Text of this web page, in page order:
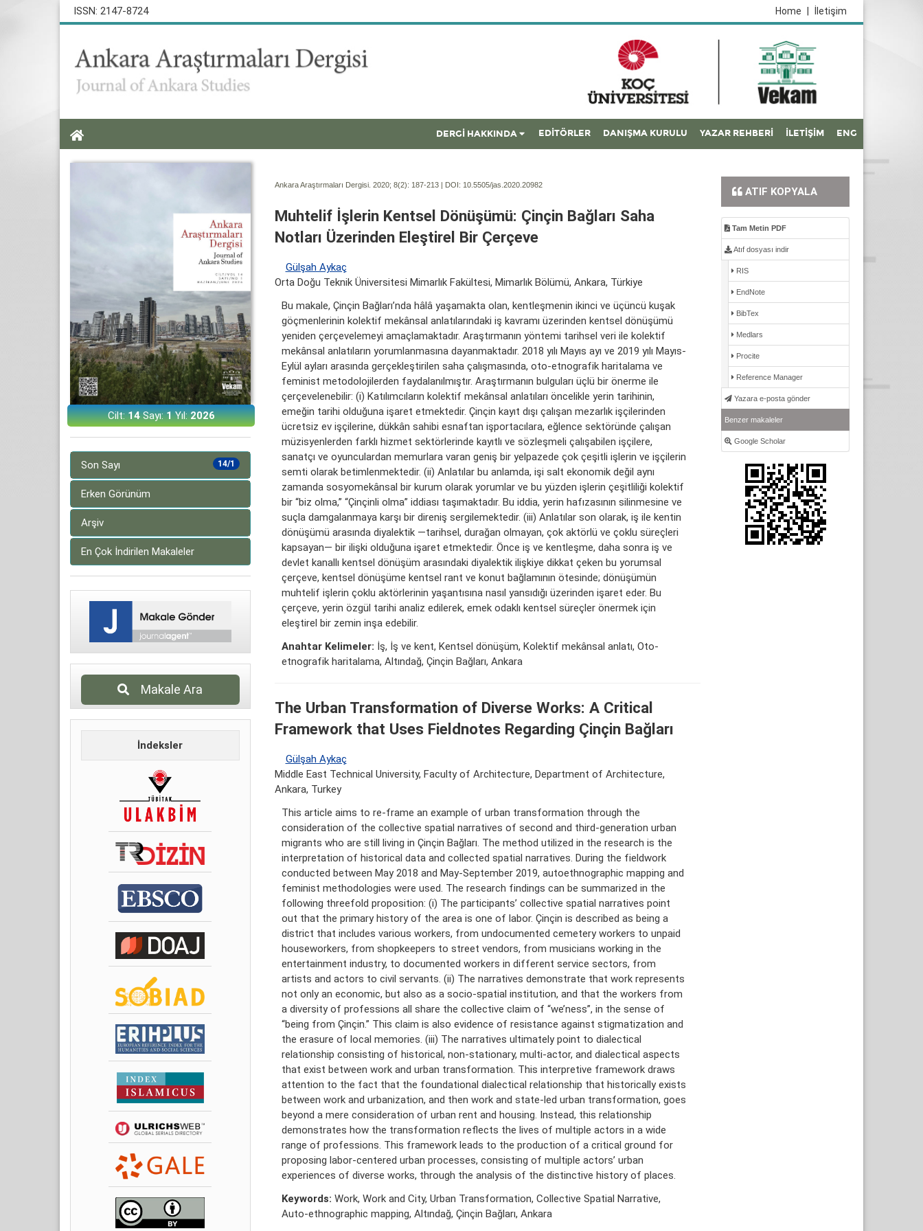
ISSN: 2147-8724 İletişim
Home
DERGİ HAKKINDA EDİTÖRLER DANIŞMA KURULU YAZAR REHBERİ İLETİŞİM ENG
Cilt:14Sayı:1Yıl:2026
14/1
Son Sayı
Erken Görünüm
Arşiv
En Çok İndirilen Makaleler
Makale Ara
İndeksler
Ankara Araştırmaları Dergisi. 2020; 8(2): 187-213 | DOI: 10.5505/jas.2020.20982
Muhtelif İşlerin Kentsel Dönüşümü: Çinçin Bağları Saha
Notları Üzerinden Eleştirel Bir Çerçeve
Gülşah Aykaç
Orta Doğu Teknik Üniversitesi Mimarlık Fakültesi, Mimarlık Bölümü, Ankara, Türkiye
Bu makale, Çinçin Bağları’nda hâlâ yaşamakta olan, kentleşmenin ikinci ve üçüncü kuşak
göçmenlerinin kolektif mekânsal anlatılarındaki iş kavramı üzerinden kentsel dönüşümü
yeniden çerçevelemeyi amaçlamaktadır. Araştırmanın yöntemi tarihsel veri ile kolektif
mekânsal anlatıların yorumlanmasına dayanmaktadır. 2018 yılı Mayıs ayı ve 2019 yılı Mayıs-
Eylül ayları arasında gerçekleştirilen saha çalışmasında, oto-etnografik haritalama ve
feminist metodolojilerden faydalanılmıştır. Araştırmanın bulguları üçlü bir önerme ile
çerçevelenebilir: (i) Katılımcıların kolektif mekânsal anlatıları öncelikle yerin tarihinin,
emeğin tarihi olduğuna işaret etmektedir. Çinçin kayıt dışı çalışan mezarlık işçilerinden
ücretsiz ev işçilerine, dükkân sahibi esnaftan işportacılara, eğlence sektöründe çalışan
müzisyenlerden farklı hizmet sektörlerinde kayıtlı ve sözleşmeli çalışabilen işçilere,
sanatçı ve oyunculardan memurlara varan geniş bir yelpazede çok çeşitli işlerin ve işçilerin
semti olarak betimlenmektedir. (ii) Anlatılar bu anlamda, işi salt ekonomik değil aynı
zamanda sosyomekânsal bir kurum olarak yorumlar ve bu yüzden işlerin çeşitliliği kolektif
bir “biz olma,” “Çinçinli olma” iddiası taşımaktadır. Bu iddia, yerin hafızasının silinmesine ve
suçla damgalanmaya karşı bir direniş sergilemektedir. (iii) Anlatılar son olarak, iş ile kentin
dönüşümü arasında diyalektik —tarihsel, durağan olmayan, çok aktörlü ve çoklu süreçleri
kapsayan— bir ilişki olduğuna işaret etmektedir. Önce iş ve kentleşme, daha sonra iş ve
devlet kanallı kentsel dönüşüm arasındaki diyalektik ilişkiye dikkat çeken bu yorumsal
çerçeve, kentsel dönüşüme kentsel rant ve konut bağlamının ötesinde; dönüşümün
muhtelif işlerin çoklu aktörlerinin yaşantısına nasıl yansıdığı üzerinden işaret eder. Bu
çerçeve, yerin özgül tarihi analiz edilerek, emek odaklı kentsel süreçler önermek için
eleştirel bir zemin inşa edebilir.
Anahtar Kelimeler: İş, İş ve kent, Kentsel dönüşüm, Kolektif mekânsal anlatı, Oto-
etnografik haritalama, Altındağ, Çinçin Bağları, Ankara
The Urban Transformation of Diverse Works: A Critical
Framework that Uses Fieldnotes Regarding Çinçin Bağları
Gülşah Aykaç
Middle East Technical University, Faculty of Architecture, Department of Architecture,
Ankara, Turkey
This article aims to re-frame an example of urban transformation through the
consideration of the collective spatial narratives of second and third-generation urban
migrants who are still living in Çinçin Bağları. The method utilized in the research is the
interpretation of historical data and collected spatial narratives. During the fieldwork
conducted between May 2018 and May-September 2019, autoethnographic mapping and
feminist methodologies were used. The research findings can be summarized in the
following threefold proposition: (i) The participants’ collective spatial narratives point
out that the primary history of the area is one of labor. Çinçin is described as being a
district that includes various workers, from undocumented cemetery workers to unpaid
houseworkers, from shopkeepers to street vendors, from musicians working in the
entertainment industry, to documented workers in different service sectors, from
artists and actors to civil servants. (ii) The narratives demonstrate that work represents
not only an economic, but also as a socio-spatial institution, and that the workers from
a diversity of professions all share the collective claim of “we’ness”, in the sense of
“being from Çinçin.” This claim is also evidence of resistance against stigmatization and
the erasure of local memories. (iii) The narratives ultimately point to dialectical
relationship consisting of historical, non-stationary, multi-actor, and dialectical aspects
that exist between work and urban transformation. This interpretive framework draws
attention to the fact that the foundational dialectical relationship that historically exists
between work and urbanization, and then work and state-led urban transformation, goes
beyond a mere consideration of urban rent and housing. Instead, this relationship
demonstrates how the transformation reflects the lives of multiple actors in a wide
range of professions. This framework leads to the production of a critical ground for
proposing labor-centered urban processes, consisting of multiple actors’ urban
experiences of diverse works, through the analysis of the distinctive history of places.
Keywords: Work, Work and City, Urban Transformation, Collective Spatial Narrative,
Auto-ethnographic mapping, Altındağ, Çinçin Bağları, Ankara
ATIF KOPYALA
Tam Metin PDF
Atıf dosyası indir
RIS
EndNote
BibTex
Medlars
Procite
Reference Manager
Yazara e-posta gönder
Benzer makaleler
Google Scholar